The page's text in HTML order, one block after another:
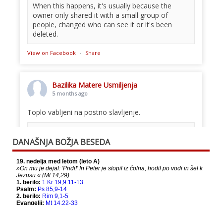
When this happens, it's usually because the
owner only shared it with a small group of
people, changed who can see it or it's been
deleted.
View on Facebook · Share
Bazilika Matere Usmiljenja
5 months ago
Toplo vabljeni na postno slavljenje.
When this happens, it's usually because the
owner only shared it with a small group of
people, changed who can see it or it's been
deleted.
View on Facebook
DANAŠNJA BOŽJA BESEDA